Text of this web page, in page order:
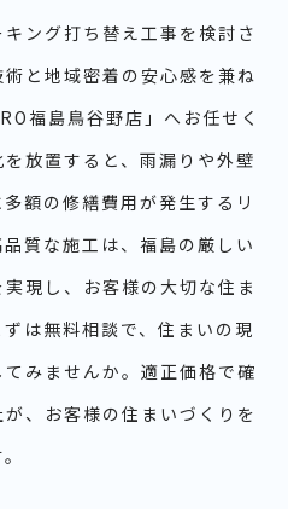
ング打ち替え工事を検討さ
と地域密着の安心感を兼ね
福島鳥谷野店」へお任せく
放置すると、雨漏りや外壁
額の修繕費用が発生するリ
質な施工は、福島の厳しい
現し、お客様の大切な住ま
は無料相談で、住まいの現
みませんか。適正価格で確
、お客様の住まいづくりを